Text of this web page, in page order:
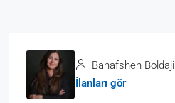
Banafsheh Boldaji
İlanları gör